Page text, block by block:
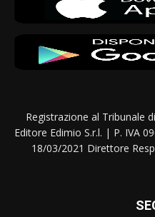
Registrazione al Tribunale
Editore Edimio S.r.l. | P. IVA
18/03/2021 Direttore